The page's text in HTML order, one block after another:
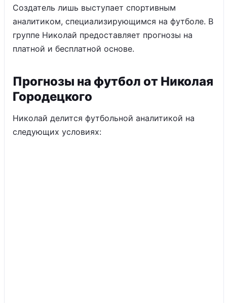
Создатель лишь выступает спортивным
аналитиком, специализирующимся на футболе. В
группе Николай предоставляет прогнозы на
платной и бесплатной основе.
Прогнозы на футбол от Николая
Городецкого
Николай делится футбольной аналитикой на
следующих условиях: